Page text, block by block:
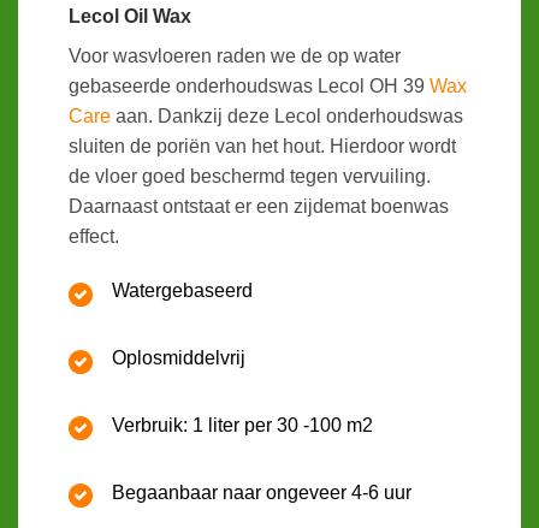
Lecol Oil Wax
Voor wasvloeren raden we de op water
gebaseerde onderhoudswas Lecol OH 39 Wax
Careaan. Dankzij deze Lecol onderhoudswas
sluiten de poriën van het hout. Hierdoor wordt
de vloer goed beschermd tegen vervuiling.
Daarnaast ontstaat er een zijdemat boenwas
effect.
Watergebaseerd
Oplosmiddelvrij
Verbruik: 1 liter per 30 -100 m2
Begaanbaar naar ongeveer 4-6 uur